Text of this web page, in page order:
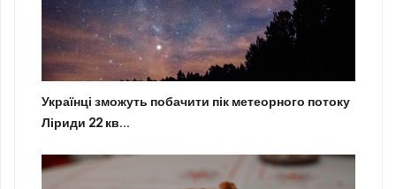
Українці зможуть побачити пік метеорного потоку
Ліриди 22 кв...